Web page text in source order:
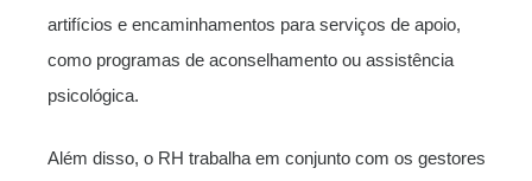
artifícios e encaminhamentos para serviços de apoio,
como programas de aconselhamento ou assistência
psicológica.
Além disso, o RH trabalha em conjunto com os gestores